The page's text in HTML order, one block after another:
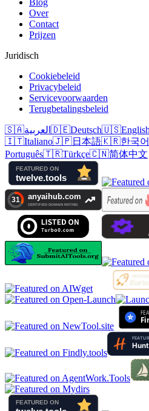
Over
Contact
Prijzen
Juridisch
Cookiebeleid
Privacybeleid
Servicevoorwaarden
Terugbetalingsbeleid
🇸🇦العربية 🇩🇪Deutsch🇺🇸English
🇮🇹Italiano🇯🇵日本語🇰🇷한국어
Português🇹🇷Türkçe🇨🇳简体中文